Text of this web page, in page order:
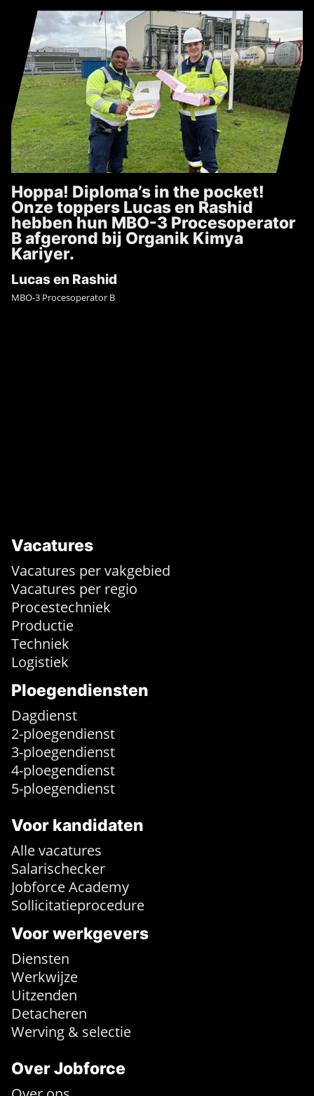
Hoppa! Diploma’s in the pocket!
Onze toppers Lucas en Rashid
hebben hun MBO-3 Procesoperator
B afgerond bij Organik Kimya
Kariyer.
Lucas en Rashid
MBO-3 Procesoperator B
Vacatures
Vacatures per vakgebied
Vacatures per regio
Procestechniek
Productie
Techniek
Logistiek
Ploegendiensten
Dagdienst
2-ploegendienst
3-ploegendienst
4-ploegendienst
5-ploegendienst
Voor kandidaten
Alle vacatures
Salarischecker
Jobforce Academy
Sollicitatieprocedure
Voor werkgevers
Diensten
Werkwijze
Uitzenden
Detacheren
Werving & selectie
Over Jobforce